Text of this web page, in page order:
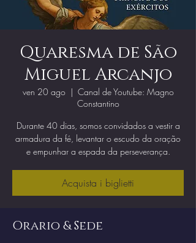
Quaresma de São
Miguel Arcanjo
ven 20 ago
  |
Canal de Youtube: Magno
Constantino
Durante 40 dias, somos convidados a vestir a
armadura da fé, levantar o escudo da oração
e empunhar a espada da perseverança.
Acquista i biglietti
Orario & Sede